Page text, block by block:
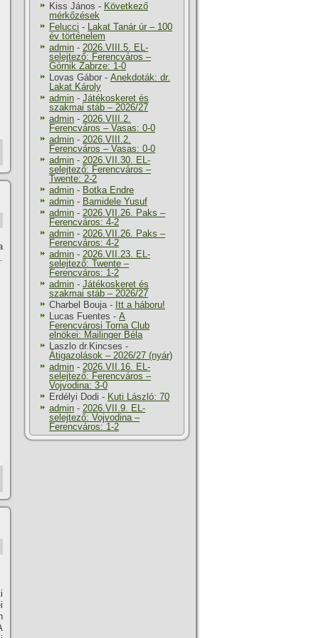
Kiss János - Következő
mérkőzések
Felucci - Lakat Tanár úr – 100
év történelem
admin - 2026.VIII.5. EL-
selejtező: Ferencváros –
Górnik Zabrze: 1-0
Lovas Gábor - Anekdoták: dr.
Lakat Károly
admin - Játékoskeret és
szakmai stáb – 2026/27
admin - 2026.VIII.2.
Ferencváros – Vasas: 0-0
admin - 2026.VIII.2.
Ferencváros – Vasas: 0-0
admin - 2026.VII.30. EL-
selejtező: Ferencváros –
Twente: 2-2
admin - Botka Endre
admin - Bamidele Yusuf
admin - 2026.VII.26. Paks –
Ferencváros: 4-2
admin - 2026.VII.26. Paks –
Ferencváros: 4-2
admin - 2026.VII.23. EL-
selejtező: Twente –
Ferencváros: 1-2
admin - Játékoskeret és
szakmai stáb – 2026/27
Charbel Bouja- Itt a háboru!
Lucas Fuentes - A
Ferencvárosi Torna Club
elnökei: Mailinger Béla
Laszlo dr.Kincses -
Átigazolások – 2026/27 (nyár)
admin - 2026.VII.16. EL-
selejtező: Ferencváros –
Vojvodina: 3-0
Erdélyi Dodi - Kuti László: 70
admin - 2026.VII.9. EL-
selejtező: Vojvodina –
Ferencváros: 1-2